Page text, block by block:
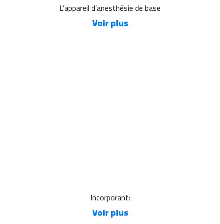
L’appareil d’anesthésie de base
Voir plus
Incorporant:
Voir plus